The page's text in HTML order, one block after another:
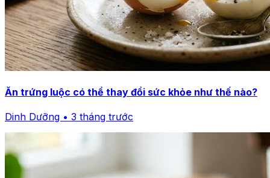
Ăn trứng luộc có thể thay đổi sức khỏe như thế nào?
Dinh Dưỡng • 3 tháng trước